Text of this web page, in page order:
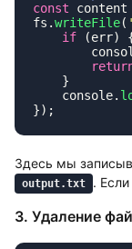
const content
fs.writeFile( '
    if
    console.
Здесь мы
output.txt .
3. Удаление